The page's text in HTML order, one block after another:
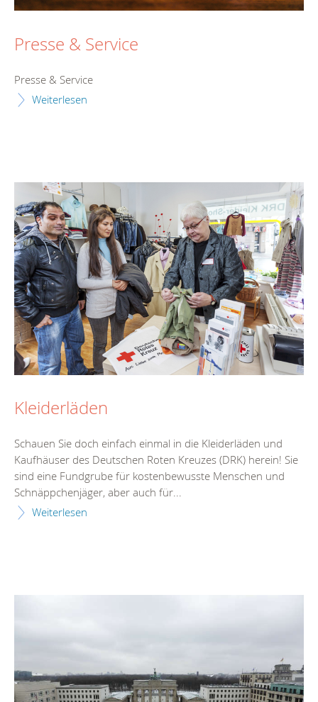
Presse & Service
Presse & Service
Weiterlesen
Kleiderläden
Schauen Sie doch einfach einmal in die Kleiderläden und
Kaufhäuser des Deutschen Roten Kreuzes (DRK) herein! Sie
sind eine Fundgrube für kostenbewusste Menschen und
Schnäppchenjäger, aber auch für...
Weiterlesen